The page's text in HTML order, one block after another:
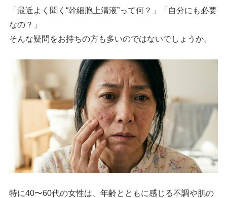
「最近よく聞く“幹細胞上清液”って何？」「自分にも必要
なの？」
そんな疑問をお持ちの方も多いのではないでしょうか。
特に40〜60代の女性は、年齢とともに感じる不調や肌の